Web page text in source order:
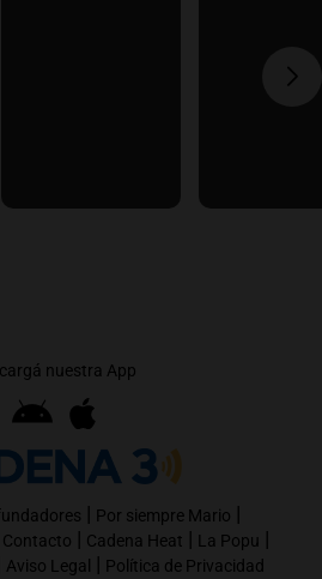
nuestra App
| Por siempre Mario |
Contacto | Cadena Heat | La Popu |
Aviso Legal | Política de Privacidad